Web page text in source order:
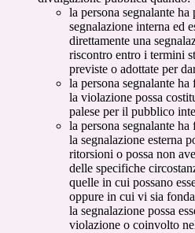
la persona segnalante
segnalazione interna ed
direttamente una
riscontro entro i termini
previste o adottate per
la persona segnalante
la violazione possa
palese per il pubblico
la persona segnalante
la segnalazione esterna
ritorsioni o possa non
delle specifiche
quelle in cui possano
oppure in cui vi sia
la segnalazione possa
violazione o coinvolto